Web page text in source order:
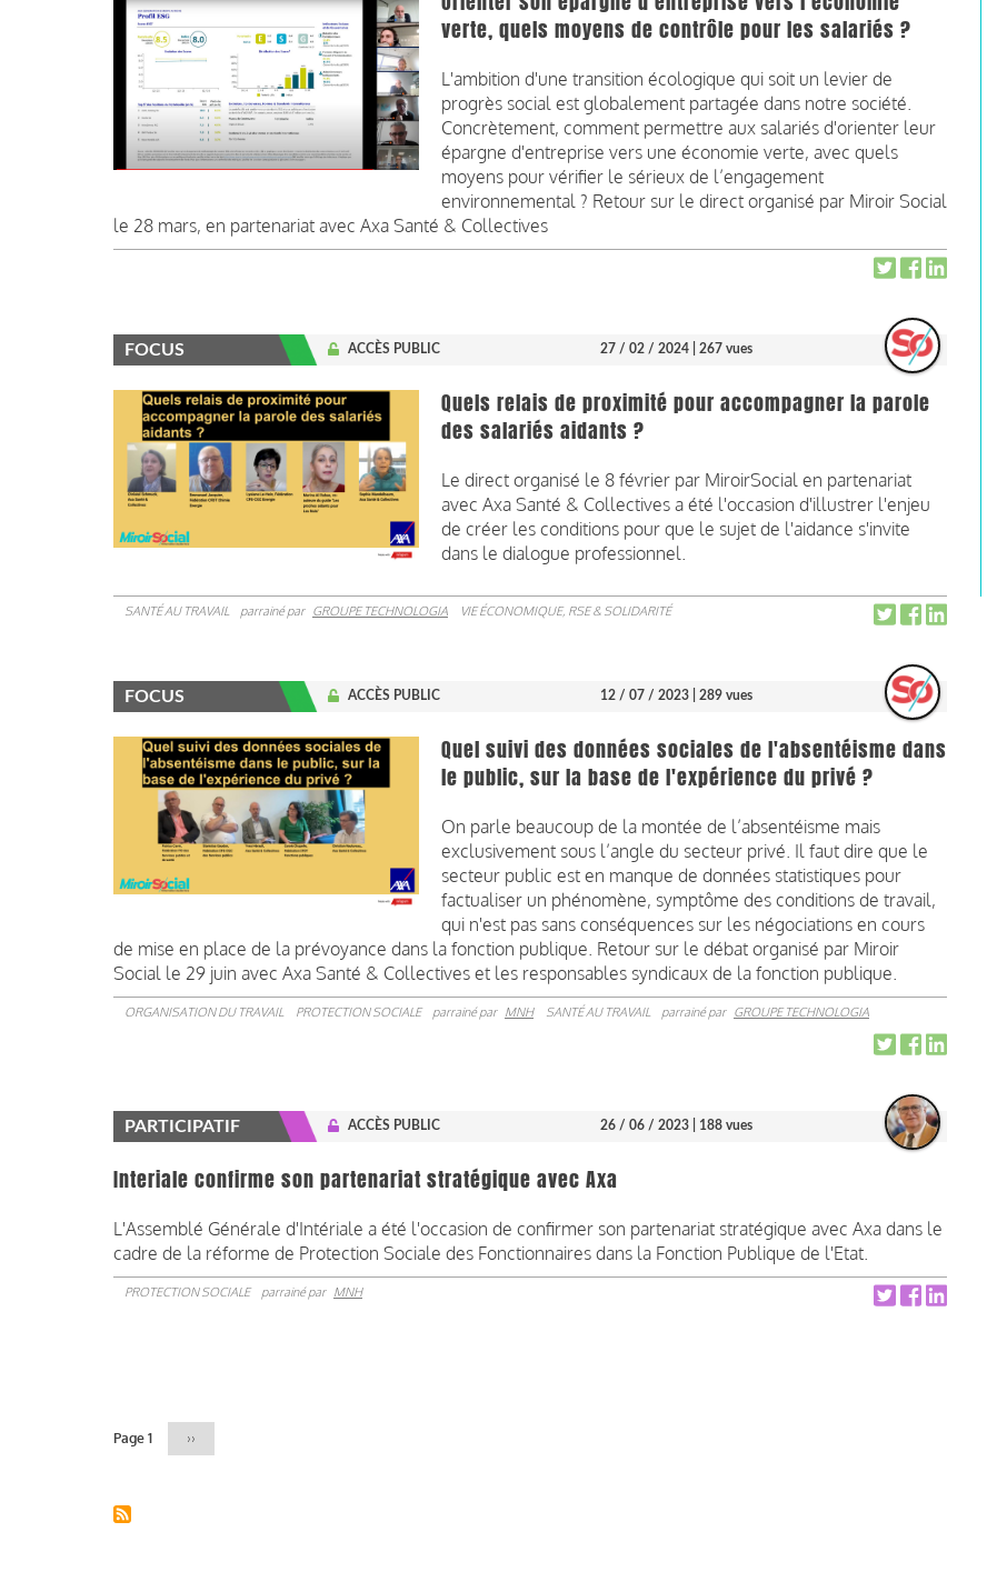
verte, quels moyens de contrôle pour les salariés ?
L'ambition d'une transition écologique qui soit un levier de
progrès social est globalement partagée dans notre société.
Concrètement, comment permettre aux salariés d'orienter leur
épargne d'entreprise vers une économie verte, avec quels
moyens pour vérifier le sérieux de l’engagement
environnemental ? Retour sur le direct organisé par Miroir Social
le 28 mars, en partenariat avec Axa Santé & Collectives
FOCUS ACCÈS PUBLIC 27 / 02 / 2024 | 267 vues
Quels relais de proximité pour accompagner la parole
des salariés aidants ?
Le direct organisé le 8 février par MiroirSocial en partenariat
avec Axa Santé & Collectives a été l'occasion d'illustrer l'enjeu
de créer les conditions pour que le sujet de l'aidance s'invite
dans le dialogue professionnel.
SANTÉ AU TRAVAIL parrainé par GROUPE TECHNOLOGIA VIE ÉCONOMIQUE, RSE & SOLIDARITÉ
FOCUS ACCÈS PUBLIC 12 / 07 / 2023 | 289 vues
Quel suivi des données sociales de l'absentéisme dans
le public, sur la base de l'expérience du privé ?
On parle beaucoup de la montée de l’absentéisme mais
exclusivement sous l’angle du secteur privé. Il faut dire que le
secteur public est en manque de données statistiques pour
factualiser un phénomène, symptôme des conditions de travail,
qui n'est pas sans conséquences sur les négociations en cours
de mise en place de la prévoyance dans la fonction publique. Retour sur le débat organisé par Miroir
Social le 29 juin avec Axa Santé & Collectives et les responsables syndicaux de la fonction publique.
ORGANISATION DU TRAVAIL PROTECTION SOCIALE parrainé par MNH SANTÉ AU TRAVAIL parrainé par GROUPE TECHNOLOGIA
PARTICIPATIF ACCÈS PUBLIC 26 / 06 / 2023 | 188 vues
Interiale confirme son partenariat stratégique avec Axa
L'Assemblé Générale d'Intériale a été l'occasion de confirmer son partenariat stratégique avec Axa dans le
cadre de la réforme de Protection Sociale des Fonctionnaires dans la Fonction Publique de l'Etat.
PROTECTION SOCIALE parrainé par MNH
Page 1
Page
suivante
››